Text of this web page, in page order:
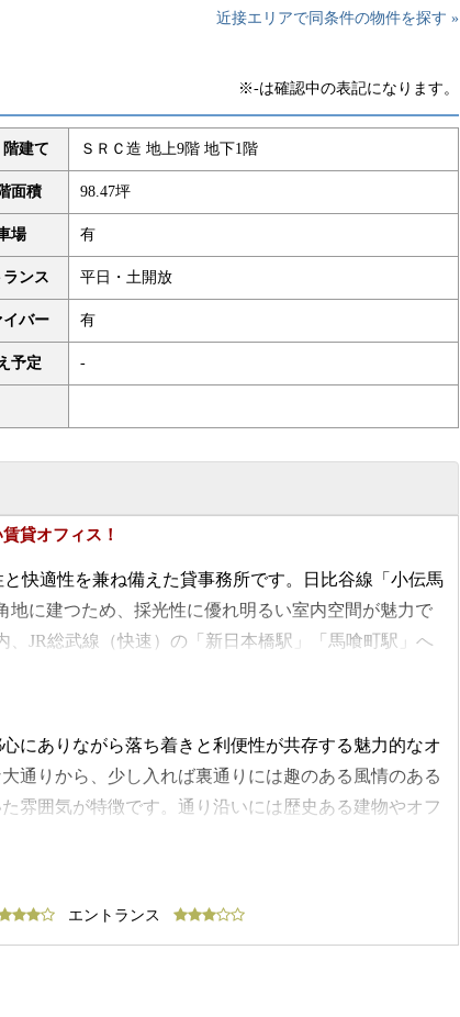
近接エリアで同条件の物件を探す »
※-は確認中の表記になります。
建て ＳＲＣ造 地上9階 地下1階
面積 98.47坪
場 有
ンス 平日・土開放
バー 有
予定 -
貸オフィス！
快適性を兼ね備えた貸事務所です。日比谷線「小伝馬
に建つため、採光性に優れ明るい室内空間が魅力で
JR総武線（快速）の「新日本橋駅」「馬喰町駅」へ
圏内で利用可能と、複数路線・複数駅が利用できる
ーターは乗用11人乗りを2基設置しており、通勤時や
の高級感あるデザインで、来訪者に好印象を与えてく
り、24時間利用可能で使用時間の制限もありません。
ており、社用車利用にも対応可能です。基準階の貸室
を提供します。ワンフロア・ワンテナント仕様で独立
オフィス運用が可能です。角地の立地を活かした2面
つながります。室内には個別空調、OAフロア、光フ
対応しています。給湯室・トイレは各フロアに設置さ
・快適性・高級感を兼ね備えた、ワンフロア約98坪の
にありながら落ち着きと利便性が共存する魅力的なオ
通りから、少し入れば裏通りには趣のある風情のある
雰囲気が特徴です。通り沿いには歴史ある建物やオフ
れるエリアです。徒歩圏内には小伝馬町郵便局があ
には飲食店も多く、和食・洋食・カフェ・ファストフ
町エリアは、都心のビジネス街でありながら落ち着き
エントランス